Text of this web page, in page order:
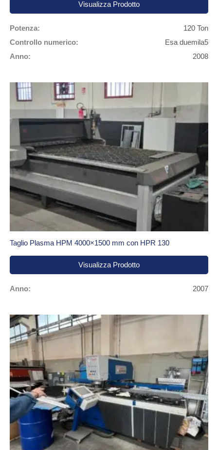
Visualizza Prodotto
Potenza:
120 Ton
Controllo numerico:
Esa duemila5
Anno:
2008
Taglio Plasma HPM 4000×1500 mm con HPR 130
Visualizza Prodotto
Anno: 2007